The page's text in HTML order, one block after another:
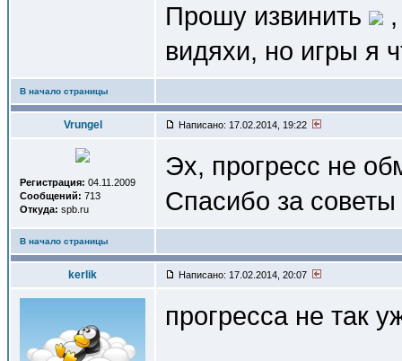
Прошу извинить
видяхи, но игры я
В начало страницы
Vrungel Написано: 17.02.2014, 19:22
Регистрация: 04.11.2009
Сообщений: 713
Откуда: spb.ru
Эх, прогресс не
Спасибо за советы
В начало страницы
kerlik Написано: 17.02.2014, 20:07
прогресса не так